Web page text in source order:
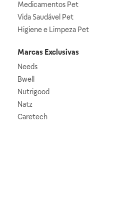
Medicamentos Pet
Vida Saudável Pet
Higiene e Limpeza Pet
Marcas Exclusivas
Needs
Bwell
Nutrigood
Natz
Caretech